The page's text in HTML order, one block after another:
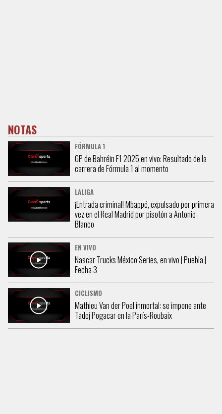
NOTAS
FÓRMULA 1
GP de Bahréin F1 2025 en vivo: Resultado de la
carrera de Fórmula 1 al momento
LALIGA
¡Entrada criminal! Mbappé, expulsado por primera
vez en el Real Madrid por pisotón a Antonio
Blanco
EN VIVO
Nascar Trucks México Series, en vivo | Puebla |
Fecha 3
CICLISMO
Mathieu Van der Poel inmortal: se impone ante
Tadej Pogacar en la París-Roubaix